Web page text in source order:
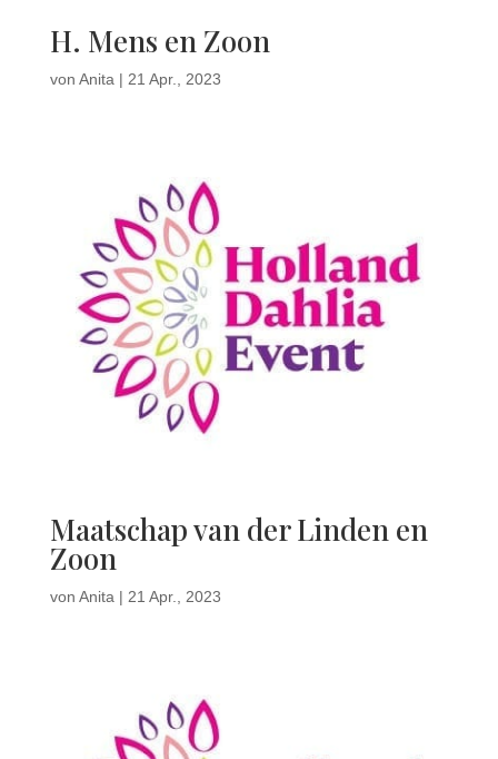
H. Mens en Zoon
von Anita | 21 Apr., 2023
Maatschap van der Linden en
Zoon
von Anita| 21 Apr., 2023